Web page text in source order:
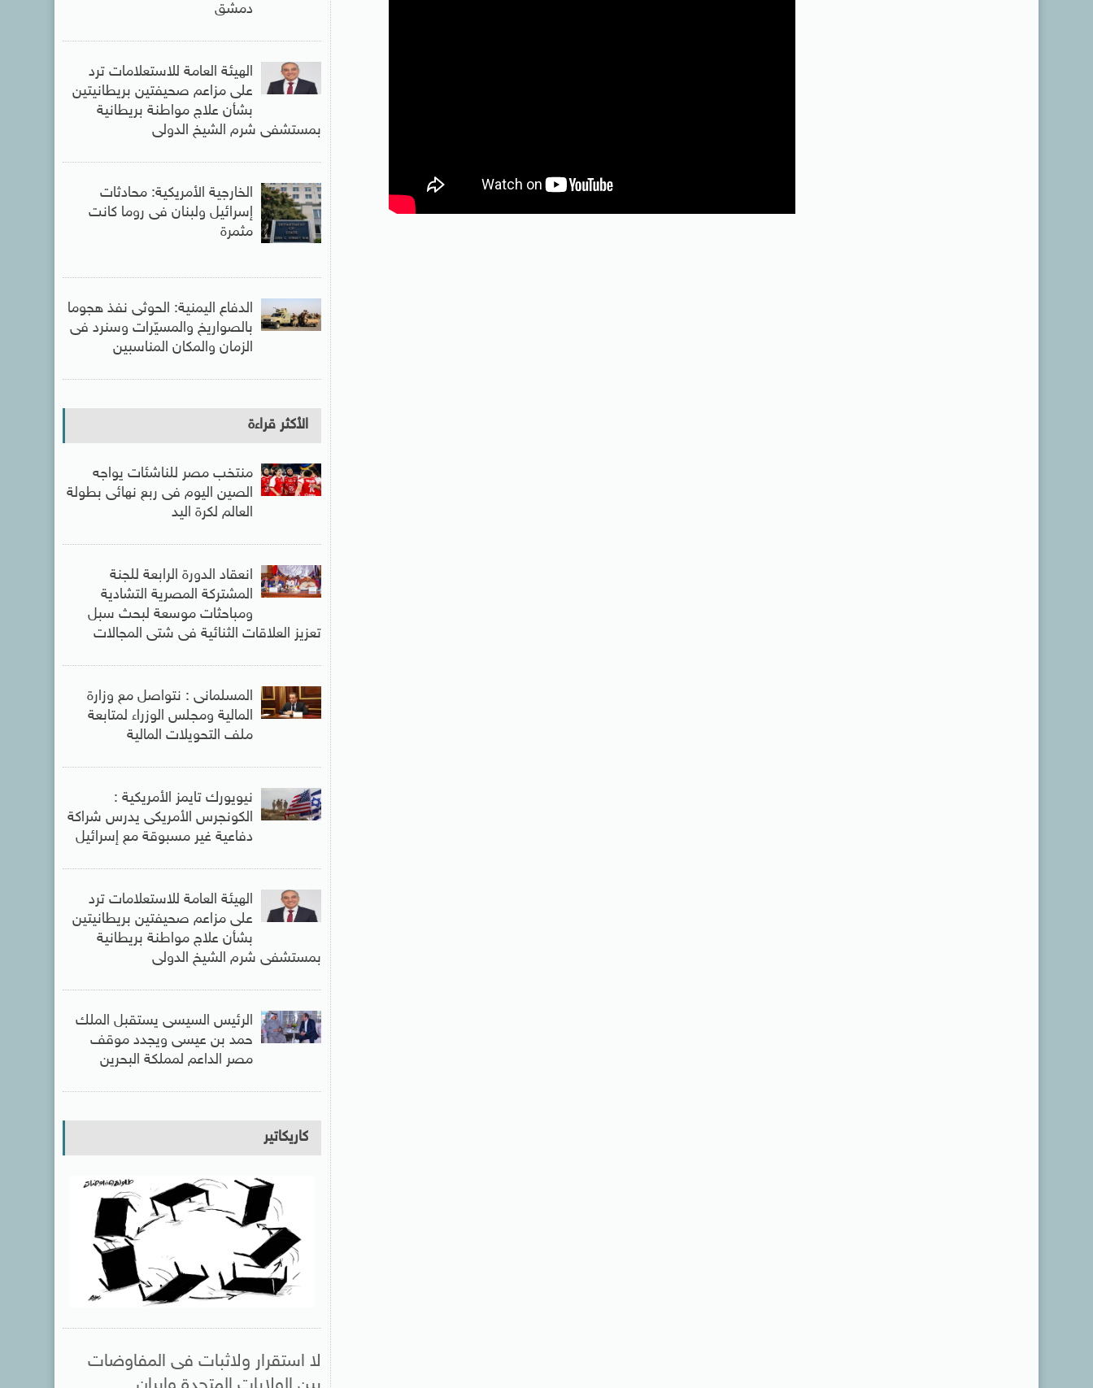
دمشق
الهيئة العامة للاستعلامات ترد
على مزاعم صحيفتين بريطانيتين
بشأن علاج مواطنة بريطانية
بمستشفى شرم الشيخ الدولى
الخارجية الأمريكية: محادثات
إسرائيل ولبنان فى روما كانت
مثمرة
الدفاع اليمنية: الحوثى نفذ هجوما
بالصواريخ والمسيّرات وسنرد فى
الزمان والمكان المناسبين
الأكثر قراءة
منتخب مصر للناشئات يواجه
الصين اليوم فى ربع نهائى بطولة
العالم لكرة اليد
انعقاد الدورة الرابعة للجنة
المشتركة المصرية التشادية
ومباحثات موسعة لبحث سبل
تعزيز العلاقات الثنائية فى شتى المجالات
المسلمانى : نتواصل مع وزارة
المالية ومجلس الوزراء لمتابعة
ملف التحويلات المالية
نيويورك تايمز الأمريكية :
الكونجرس الأمريكى يدرس شراكة
دفاعية غير مسبوقة مع إسرائيل
الهيئة العامة للاستعلامات ترد
على مزاعم صحيفتين بريطانيتين
بشأن علاج مواطنة بريطانية
بمستشفى شرم الشيخ الدولى
الرئيس السيسى يستقبل الملك
حمد بن عيسى ويجدد موقف
مصر الداعم لمملكة البحرين
كاريكاتير
لا استقرار ولاثبات فى المفاوضات